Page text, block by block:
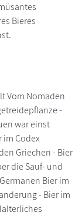
Bieres
Vom Nomaden
-
war einst
im Codex
Griechen - Bier
die Sauf- und
Bier im
- Bier im